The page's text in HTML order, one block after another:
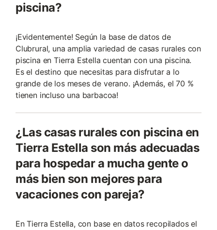
piscina?
¡Evidentemente! Según la base de datos de
Clubrural, una amplia variedad de casas rurales con
piscina en Tierra Estella cuentan con una piscina.
Es el destino que necesitas para disfrutar a lo
grande de los meses de verano. ¡Además, el 70 %
tienen incluso una barbacoa!
¿Las casas rurales con piscina en
Tierra Estella son más adecuadas
para hospedar a mucha gente o
más bien son mejores para
vacaciones con pareja?
En Tierra Estella, con base en datos recopilados el